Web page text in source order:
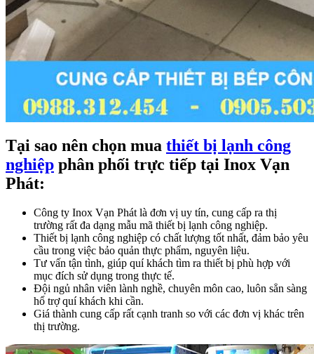
Tại sao nên chọn mua thiết bị lạnh công
nghiệp phân phối trực tiếp tại Inox Vạn
Phát:
Công ty Inox Vạn Phát là đơn vị uy tín, cung cấp ra thị
trường rất đa dạng mẫu mã thiết bị lạnh công nghiệp.
Thiết bị lạnh công nghiệp có chất lượng tốt nhất, đảm bảo yêu
cầu trong việc bảo quản thực phẩm, nguyên liệu.
Tư vấn tận tình, giúp quí khách tìm ra thiết bị phù hợp với
mục đích sử dụng trong thực tế.
Đội ngủ nhân viên lành nghề, chuyên môn cao, luôn sẳn sàng
hổ trợ quí khách khi cần.
Giá thành cung cấp rất cạnh tranh so với các đơn vị khác trên
thị trường.